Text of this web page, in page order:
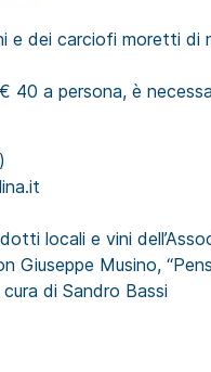
e dei carciofi moretti di
40 a persona, è
locali e vini
Giuseppe Musino,
di Sandro Bassi